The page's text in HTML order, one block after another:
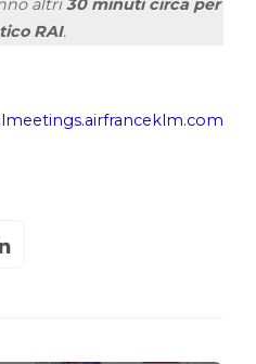
altri 30 minuti circa per
RAI.